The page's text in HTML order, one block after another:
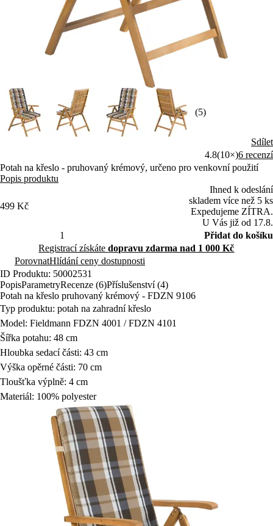
(5)
Sdílet
4.8(10×)6 recenzí
Potah na křeslo - pruhovaný krémový, určeno pro venkovní použití
Popis produktu
499 Kč
Ihned k odeslání
skladem více než 5 ks
Expedujeme ZÍTRA.
U Vás již od 17.8.
Přidat do košíku
Registrací získátedopravu zdarma nad 1 000 Kč
PorovnatHlídání ceny dostupnosti
ID Produktu: 50002531
PopisParametryRecenze (6)Příslušenství (4)
Potah na křeslo pruhovaný krémový - FDZN 9106
Typ produktu: potah na zahradní křeslo
Model: Fieldmann FDZN 4001 / FDZN 4101
Šířka potahu: 48 cm
Hloubka sedací části: 43 cm
Výška opěrné části: 70 cm
Tloušťka výplně: 4 cm
Materiál: 100% polyester